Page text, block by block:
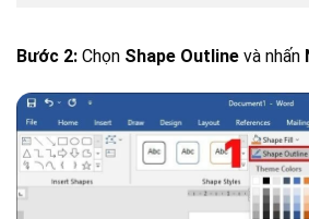
Bước 2: Chọn Shape Outline và nhấn